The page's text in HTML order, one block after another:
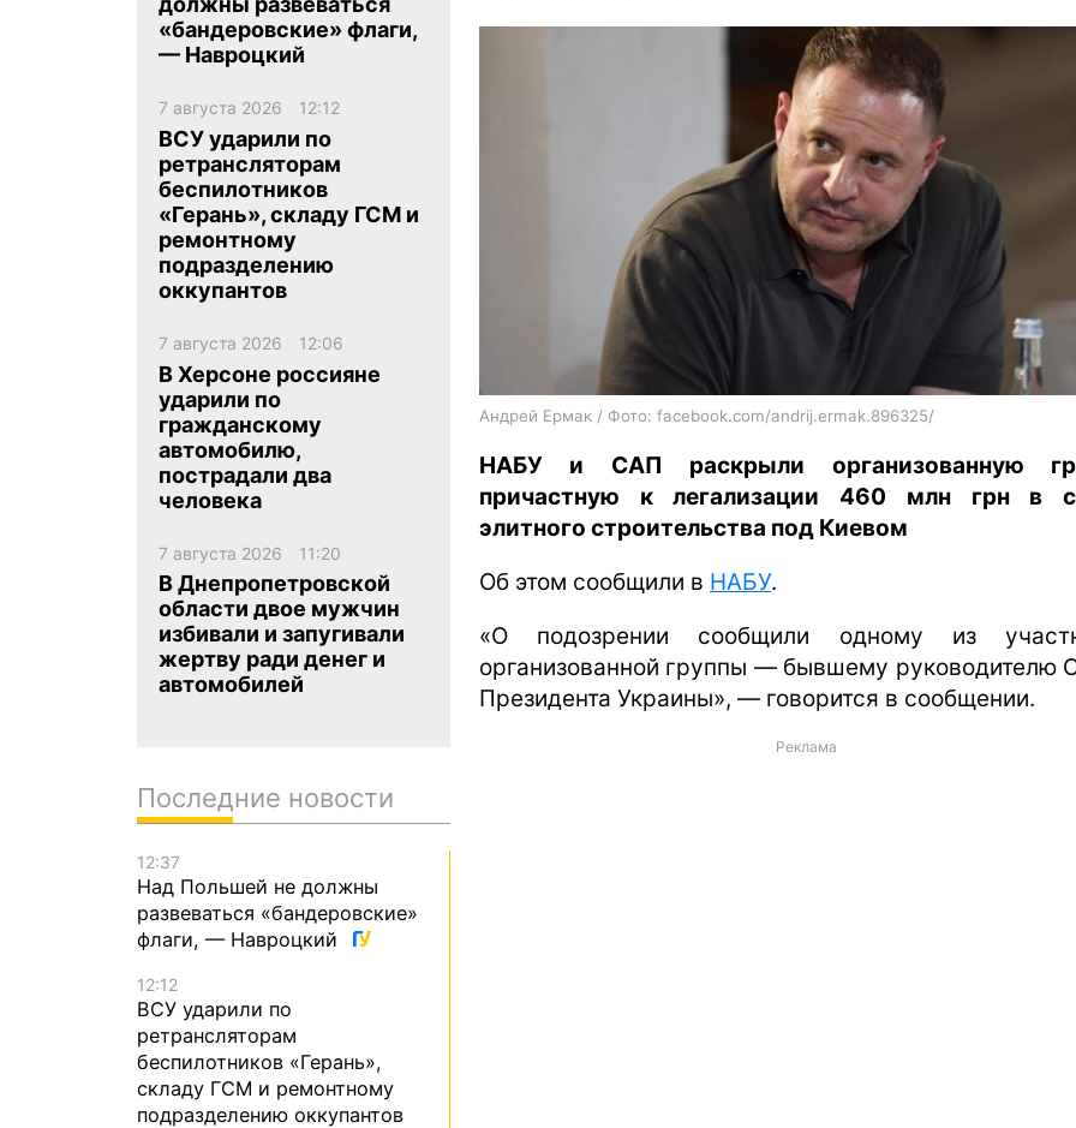
архив
gambling
en
Андрей Ермак / Фото: facebook.com/andrij.ermak.896325/
НАБУ и САП раскрыли организованную
причастную к легализации 460 млн грн в
элитного строительства под Киевом
Об этом сообщили в НАБУ.
«О подозрении сообщили одному из
организованной группы — бывшему руководителю
Президента Украины», — говорится в сообщении.
Реклама
«бандеровские» флаги,
— Навроцкий
7 августа 2026 12:12
ВСУ ударили по
ретрансляторам
беспилотников
«Герань», складу ГСМ и
ремонтному
подразделению
оккупантов
7 августа 2026 12:06
В Херсоне россияне
ударили по
гражданскому
автомобилю,
пострадали два
человека
7 августа 2026 11:20
В Днепропетровской
области двое мужчин
избивали и запугивали
жертву ради денег и
автомобилей
Последние новости
12:37
Над Польшей не должны
развеваться «бандеровские»
флаги, — Навроцкий
12:12
ВСУ ударили по
ретрансляторам
беспилотников «Герань»,
складу ГСМ и ремонтному
подразделению оккупантов